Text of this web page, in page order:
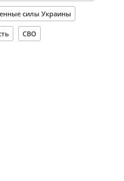
силы Украины
СВО